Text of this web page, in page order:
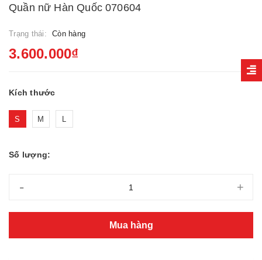
Quần nữ Hàn Quốc 070604
Trạng thái: Còn hàng
3.600.000₫
Kích thước
S M L
Số lượng:
- +
Mua hàng